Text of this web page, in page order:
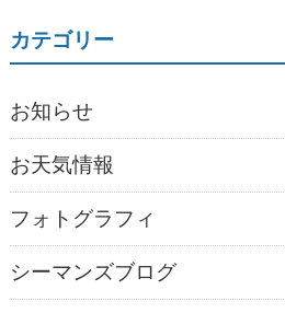
カテゴリー
お知らせ
お天気情報
フォトグラフィ
シーマンズブログ